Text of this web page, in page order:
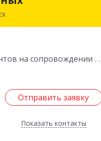
на сопровождении
Отправить заявку
Показать контакты
Отправить заявку
Назад